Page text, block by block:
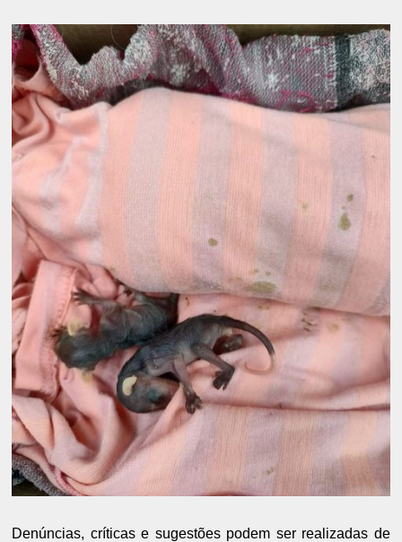
Denúncias, críticas e sugestões podem ser realizadas de